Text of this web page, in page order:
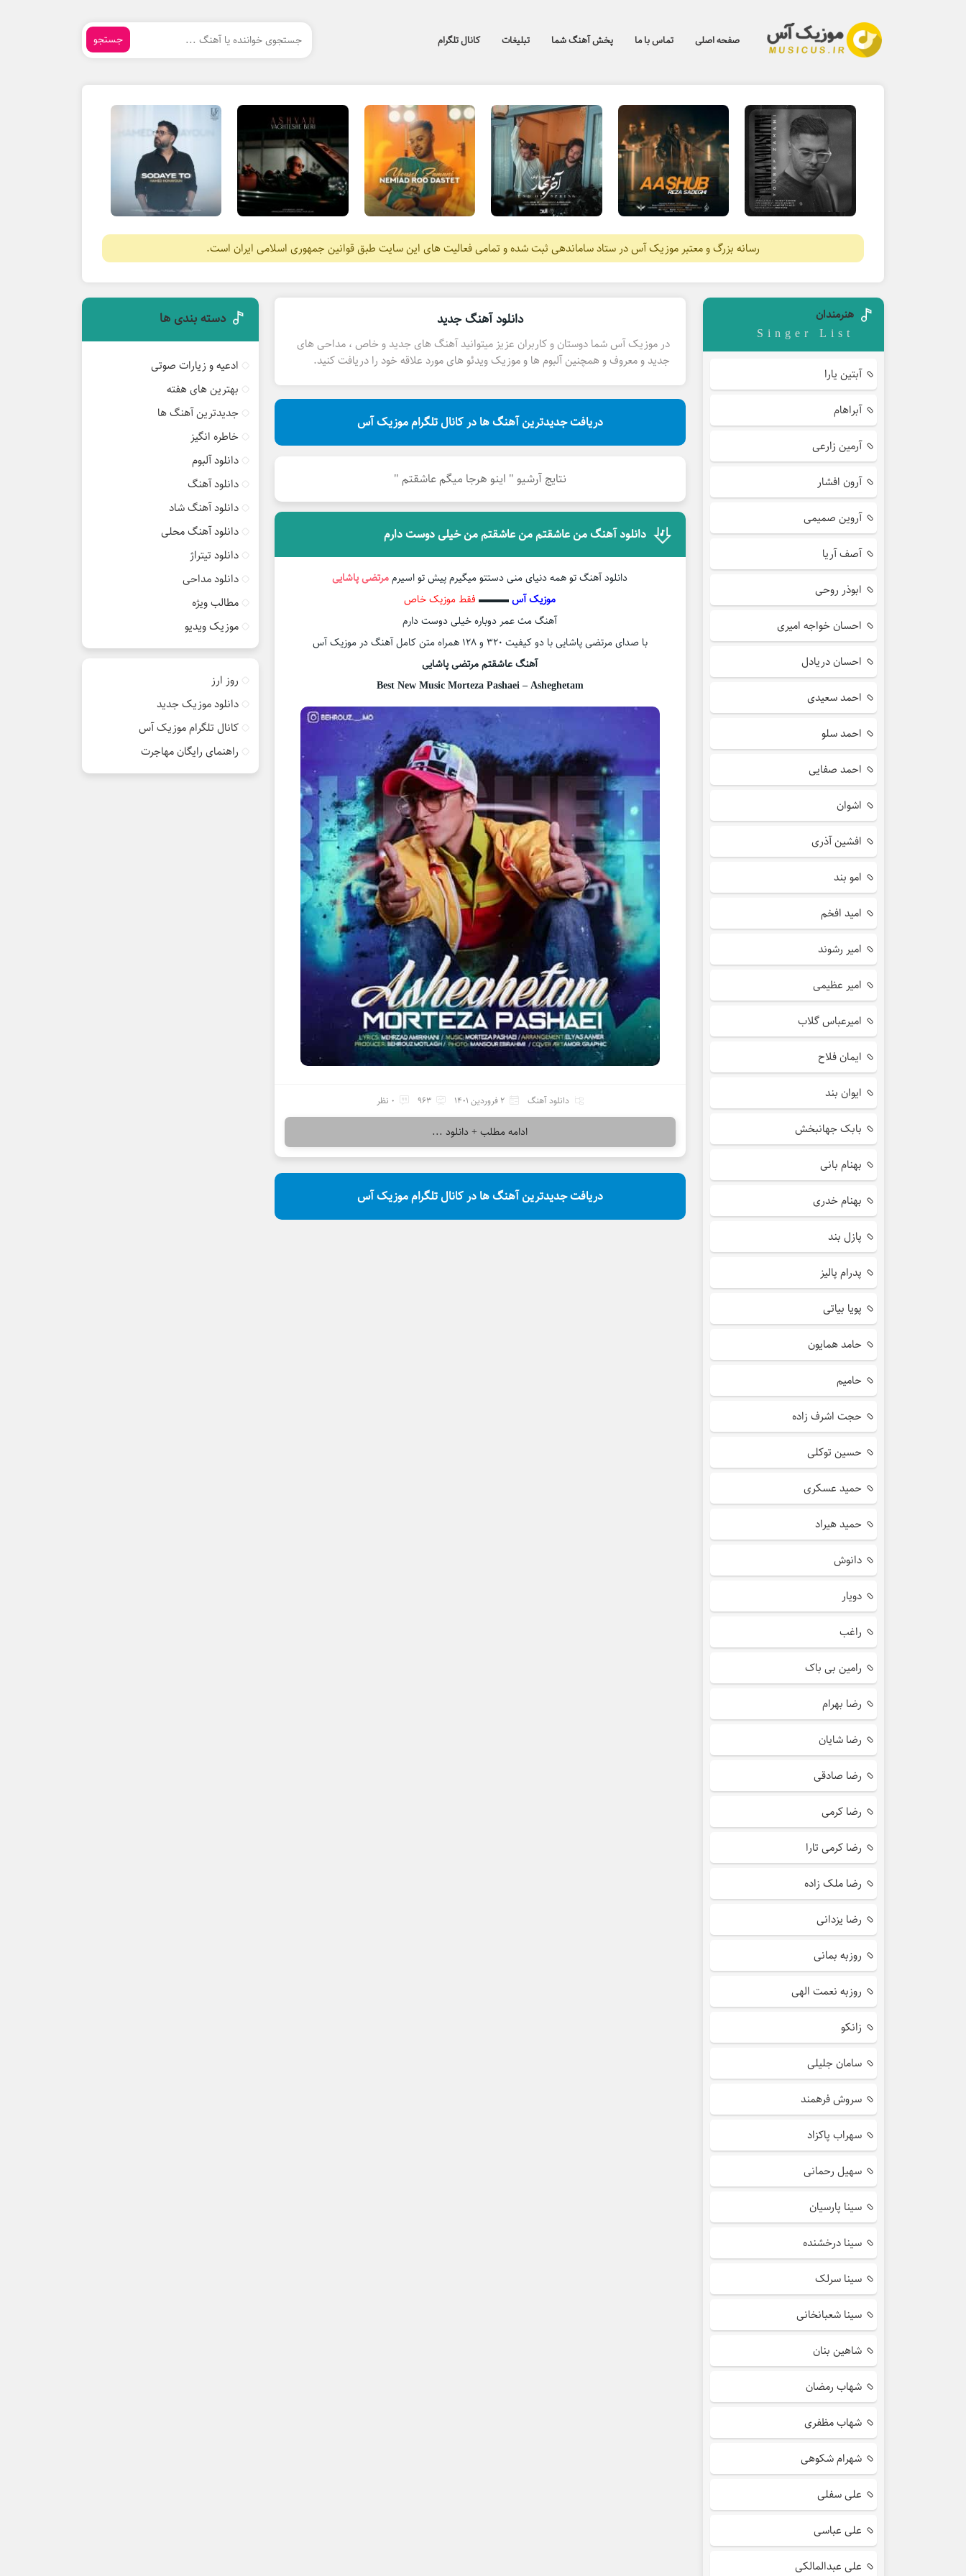
صفحه اصلی تماس با ما پخش آهنگ شما تبلیغات کانال تلگرام جستجو
رسانه بزرگ و معتبر موزیک آس در ستاد ساماندهی ثبت شده و تمامی فعالیت های این سایت طبق قوانین جمهوری اسلامی ایران است.
دانلود آهنگ جدید
در موزیک آس شما دوستان و کاربران عزیز میتوانید آهنگ های جدید و خاص ، مداحی های
جدید و معروف و همچنین آلبوم ها و موزیک ویدئو های مورد علاقه خود را دریافت کنید.
دریافت جدیدترین آهنگ ها در کانال تلگرام موزیک آس
نتایج آرشیو " اینو هرجا میگم عاشقتم "
دانلود آهنگ من عاشقتم من عاشقتم من خیلی دوست دارم
دانلود آهنگ تو همه دنیای منی دستتو میگیرم پیش تو اسیرممرتضی پاشایی
موزیک آس▬▬▬فقط موزیک خاص
آهنگ مث عمر دوباره خیلی دوست دارم
با صدای مرتضی پاشایی با دو کیفیت ۳۲۰ و ۱۲۸ همراه متن کامل آهنگ در موزیک آس
آهنگ عاشقتم مرتضی پاشایی
Best New Music Morteza Pashaei – Asheghetam
دانلود آهنگ 2 فروردین 1401 963 0 نظر
ادامه مطلب + دانلود ...
دریافت جدیدترین آهنگ ها در کانال تلگرام موزیک آس
هنرمندان
Singer List
آبتین یارا
آبراهام
آرمین زارعی
آرون افشار
آروین صمیمی
آصف آریا
ابوذر روحی
احسان خواجه امیری
احسان دریادل
احمد سعیدی
احمد سلو
احمد صفایی
اشوان
افشین آذری
امو بند
امید افخم
امیر رشوند
امیر عظیمی
امیرعباس گلاب
ایمان فلاح
ایوان بند
بابک جهانبخش
بهنام بانی
بهنام خدری
پازل بند
پدرام پالیز
پویا بیاتی
حامد همایون
حامیم
حجت اشرف زاده
حسین توکلی
حمید عسکری
حمید هیراد
دانوش
دویار
راغب
رامین بی باک
رضا بهرام
رضا شایان
رضا صادقی
رضا کرمی
رضا کرمی تارا
رضا ملک زاده
رضا یزدانی
روزبه بمانی
روزبه نعمت الهی
زانکو
سامان جلیلی
سروش فرهمند
سهراب پاکزاد
سهیل رحمانی
سینا پارسیان
سینا درخشنده
سینا سرلک
سینا شعبانخانی
شاهین بنان
شهاب رمضان
شهاب مظفری
شهرام شکوهی
علی سفلی
علی عباسی
علی عبدالمالکی
دسته بندی ها
ادعیه و زیارات صوتی
بهترین های هفته
جدیدترین آهنگ ها
خاطره انگیز
دانلود آلبوم
دانلود آهنگ
دانلود آهنگ شاد
دانلود آهنگ محلی
دانلود تیتراژ
دانلود مداحی
مطالب ویژه
موزیک ویدیو
روز ارز
دانلود موزیک جدید
کانال تلگرام موزیک آس
راهنمای رایگان مهاجرت